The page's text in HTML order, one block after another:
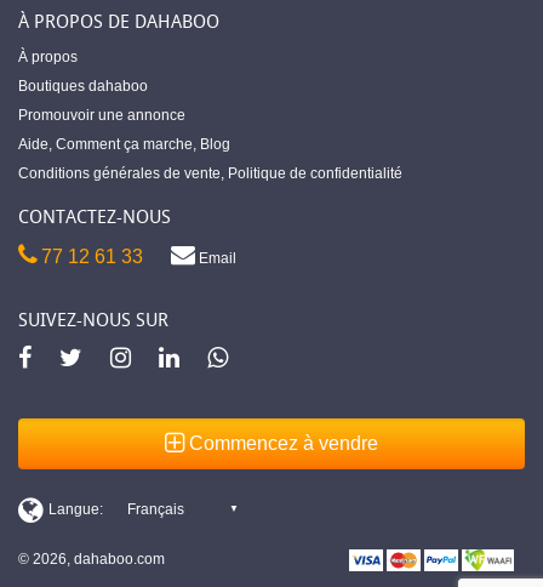
À PROPOS DE DAHABOO
À propos
Boutiques dahaboo
Promouvoir une annonce
Aide, Comment ça marche, Blog
Conditions générales de vente, Politique de confidentialité
CONTACTEZ-NOUS
77 12 61 33 Email
SUIVEZ-NOUS SUR
Commencez à vendre
© 2026, dahaboo.com